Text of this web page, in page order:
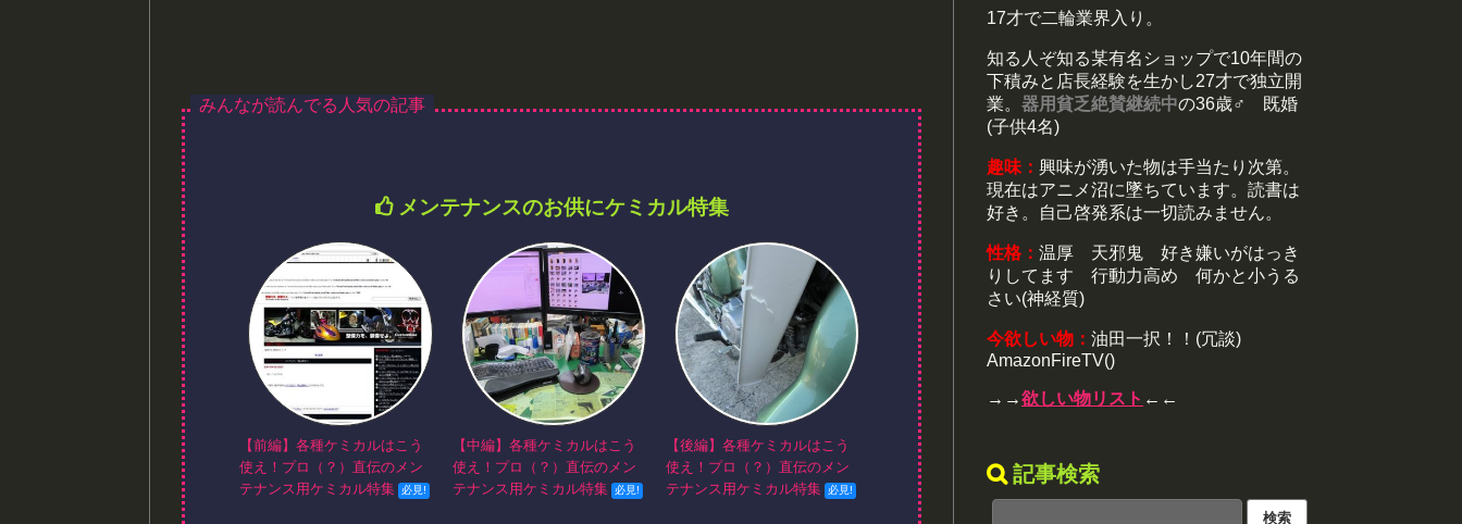
メンテナンスのお供にケミカル特集
【前編】各種ケミカルはこう
使え！プロ（？）直伝のメン
テナンス用ケミカル特集
【中編】各種ケミカルはこう
使え！プロ（？）直伝のメン
テナンス用ケミカル特集
【後編】各種ケミカルはこう
使え！プロ（？）直伝のメン
テナンス用ケミカル特集
17才で二輪業界入り。
知る人ぞ知る某有名ショップで10年間の
下積みと店長経験を生かし27才で独立開
業。 器用貧乏絶賛継続中の36歳♂ 既婚
(子供4名)
趣味： 興味が湧いた物は手当たり次第。
現在はアニメ沼に墜ちています。読書は
好き。自己啓発系は一切読みません。
性格： 温厚 天邪鬼 好き嫌いがはっき
りしてます 行動力高め 何かと小うる
さい(神経質)
今欲しい物： 油田一択！！(冗談)
AmazonFireTV()
→→欲しい物リスト ←←
記事検索